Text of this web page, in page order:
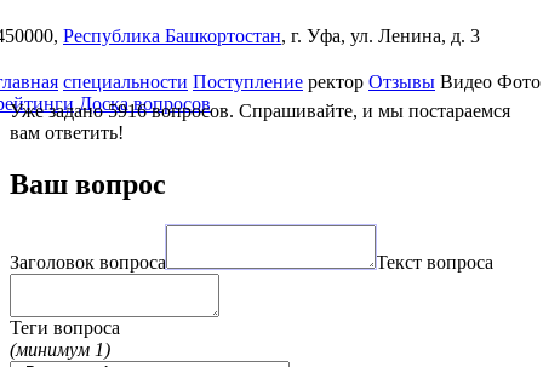
Республика Башкортостан, г. Уфа, ул. Ленина, д. 3
специальности Поступление ректор Отзывы Видео Фото
Доска вопросов
Уже задано 5916 вопросов. Спрашивайте, и мы постараемся
вам ответить!
Ваш вопрос
Заголовок вопроса Текст вопроса
Теги вопроса
(минимум 1)